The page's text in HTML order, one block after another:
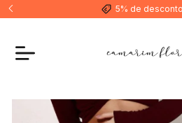
5% de